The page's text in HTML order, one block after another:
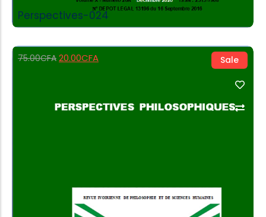
Perspectives-024
Sale
75.00CFA 20.00CFA